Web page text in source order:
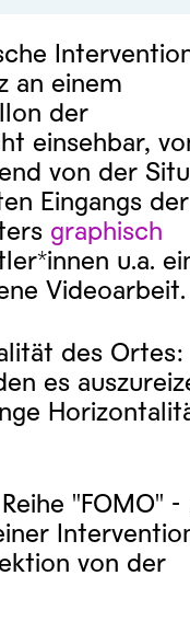
an einem
der
einsehbar,
von der
Eingangs
graphisch
u.a.
Videoarbeit.
des Ortes:
es
"FOMO" -
von der